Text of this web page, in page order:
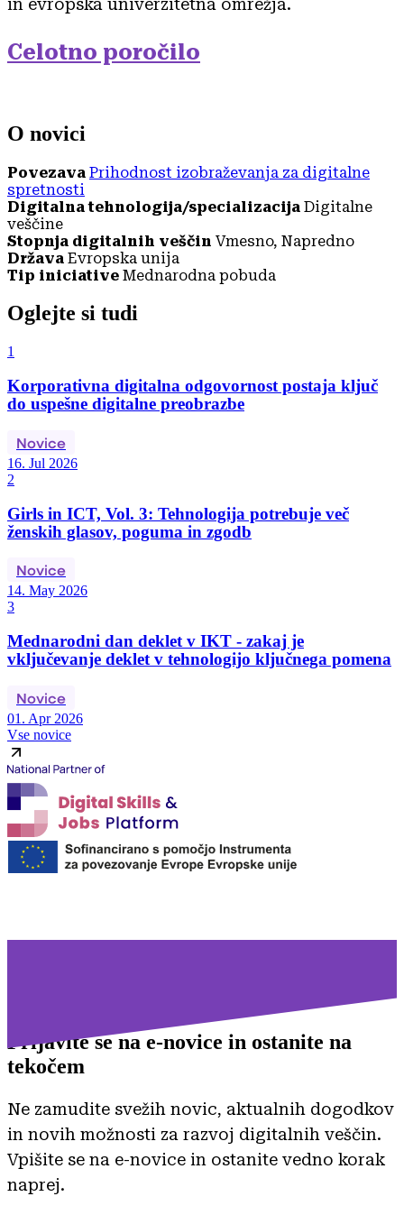
in evropska univerzitetna omrežja.
Celotno poročilo
O novici
Povezava Prihodnost izobraževanja za digitalne
spretnosti
Digitalna tehnologija/specializacija Digitalne
veščine
Stopnja digitalnih veščin Vmesno, Napredno
Država Evropska unija
Tip iniciative Mednarodna pobuda
Oglejte si tudi
1
Korporativna digitalna odgovornost postaja ključ
do uspešne digitalne preobrazbe
Novice
16. Jul 2026
2
Girls in ICT, Vol. 3: Tehnologija potrebuje več
ženskih glasov, poguma in zgodb
Novice
14. May 2026
3
Mednarodni dan deklet v IKT - zakaj je
vključevanje deklet v tehnologijo ključnega pomena
Novice
01. Apr 2026
Vse novice
Prijavite se na e-novice in ostanite na
tekočem
Ne zamudite svežih novic, aktualnih dogodkov
in novih možnosti za razvoj digitalnih veščin.
Vpišite se na e-novice in ostanite vedno korak
naprej.